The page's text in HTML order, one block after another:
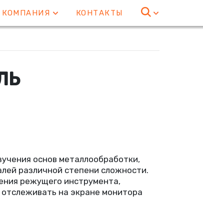
КОМПАНИЯ КОНТАКТЫ
основ металлообработки,
различной степени сложности.
режущего инструмента,
на экране монитора